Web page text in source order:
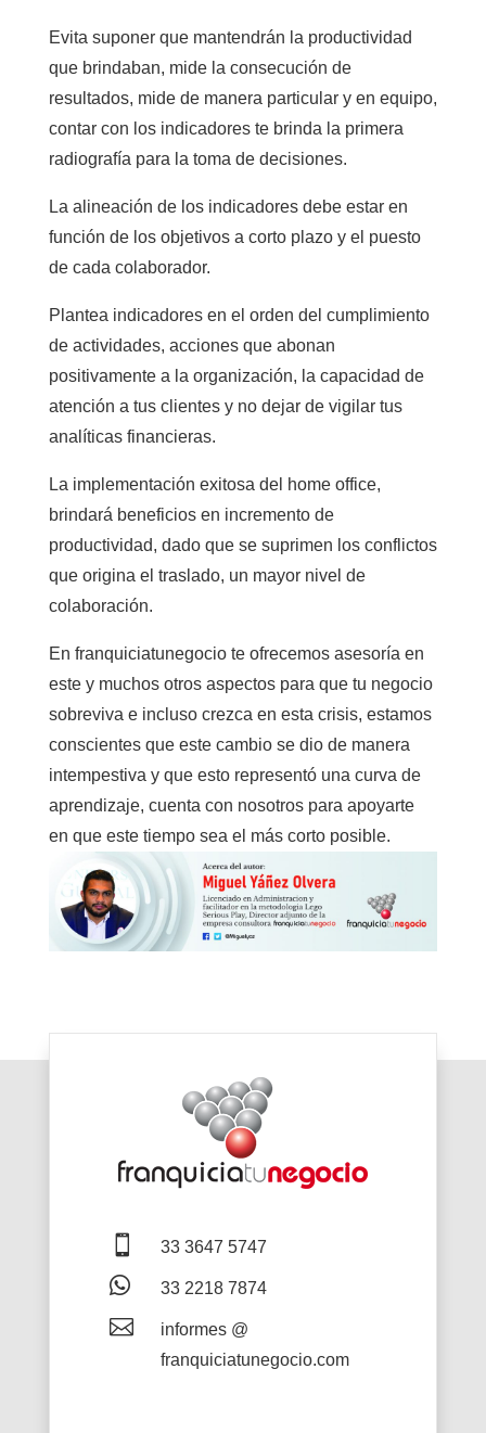
Evita suponer que mantendrán la productividad
que brindaban, mide la consecución de
resultados, mide de manera particular y en equipo,
contar con los indicadores te brinda la primera
radiografía para la toma de decisiones.
La alineación de los indicadores debe estar en
función de los objetivos a corto plazo y el puesto
de cada colaborador.
Plantea indicadores en el orden del cumplimiento
de actividades, acciones que abonan
positivamente a la organización, la capacidad de
atención a tus clientes y no dejar de vigilar tus
analíticas financieras.
La implementación exitosa del home office,
brindará beneficios en incremento de
productividad, dado que se suprimen los conflictos
que origina el traslado, un mayor nivel de
colaboración.
En franquiciatunegocio te ofrecemos asesoría en
este y muchos otros aspectos para que tu negocio
sobreviva e incluso crezca en esta crisis, estamos
conscientes que este cambio se dio de manera
intempestiva y que esto representó una curva de
aprendizaje, cuenta con nosotros para apoyarte
en que este tiempo sea el más corto posible.
 33 3647 5747
 33 2218 7874

informes @
franquiciatunegocio.com